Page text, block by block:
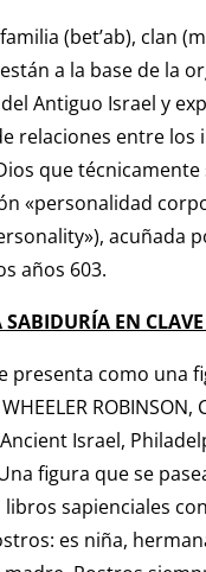
(bet’ab), clan
a la base de la
Antiguo Israel y
relaciones entre los
que técnicamente
«personalidad
acuñada
años 603.
SABIDURÍA EN
presenta como una
Israel,
figura que se
libros sapienciales
es niña,